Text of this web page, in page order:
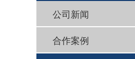
公司新闻
合作案例